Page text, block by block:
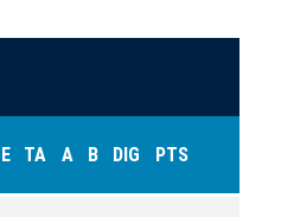
E TA A B DIG PTS